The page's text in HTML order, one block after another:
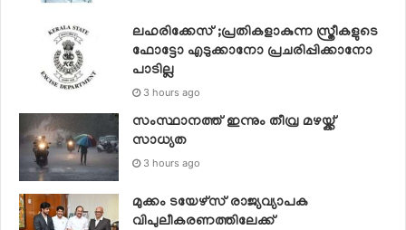
ലഹരിക്കേസ് ;പ്രതികളാകുന്ന സ്ത്രീകളുടെ
ഫോട്ടോ എടുക്കാനോ പ്രചരിപ്പിക്കാനോ
പാടില്ല
3 hours ago
സംസ്ഥാനത്ത് ഇന്നും തീവ്ര മഴയ്ക്ക്
സാധ്യത
3 hours ago
മുക്കം ടയേഴ്സ് രാജ്യവ്യാപക
വിപുലീകരണത്തിലേക്ക്